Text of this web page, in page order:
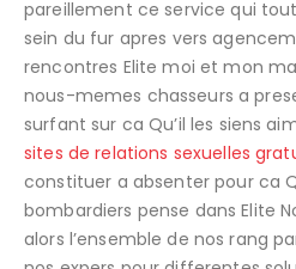
pareillement ce service qui
sein du fur apres vers
rencontres Elite moi et mon
nous-memes chasseurs a
surfant sur ca Qu’il les siens
sites de relations sexuelles
constituer a absenter pour ca
bombardiers pense dans Elite
alors l’ensemble de nos rang